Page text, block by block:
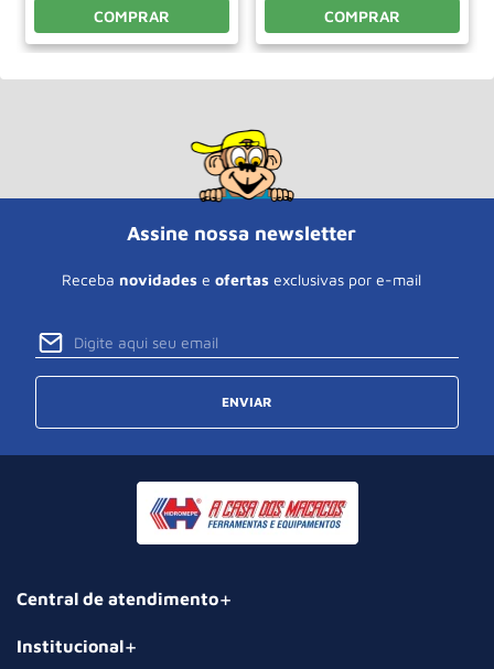
COMPRAR COMPRAR
Assine nossa newsletter
Receba novidades e ofertas exclusivas por e-mail
ENVIAR
Central de atendimento
Institucional